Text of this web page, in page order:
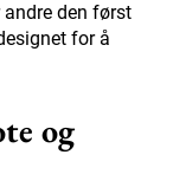
andre den først
for å
og